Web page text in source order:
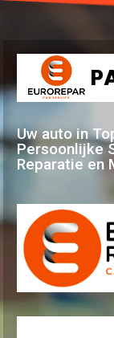
Uw auto in
Persoonlijke
Reparatie en